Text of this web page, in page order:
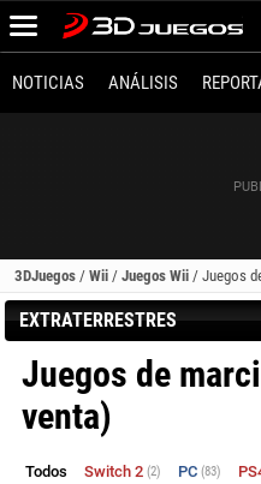
NOTICIAS ANÁLISIS
3DJuegos / Wii / Juegos Wii / Juegos
EXTRATERRESTRES
Juegos de
venta)
Todos Switch 2 (2) PC (83)